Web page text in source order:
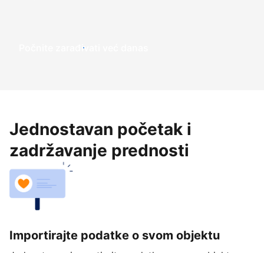
Počnite zarađivati već ​​danas
Jednostavan početak i
zadržavanje prednosti
Importirajte podatke o svom objektu